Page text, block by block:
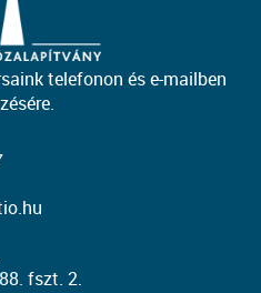
telefonon és e-mailben
fszt. 2.